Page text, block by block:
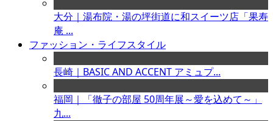
大分｜湯布院・湯の坪街道に和スイーツ店「果寿
庵 ...
ファッション・ライフスタイル
長崎｜BASIC AND ACCENT アミュプ...
福岡｜「徹子の部屋 50周年展～愛を込めて～」
九...